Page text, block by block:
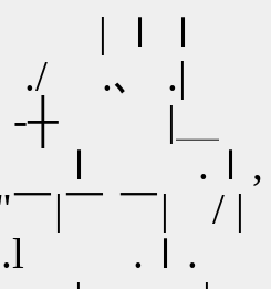
ｌ
.、 .|
＿ ､
.ｌ,
|￣ ￣| /
.ｌ.